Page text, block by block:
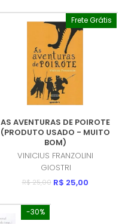
Frete Grátis
AS AVENTURAS DE POIROTE
(PRODUTO USADO - MUITO
BOM)
VINICIUS FRANZOLINI
GIOSTRI
R$ 25,00 R$ 25,00
-30%